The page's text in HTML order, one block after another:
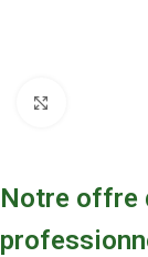
Notre offre